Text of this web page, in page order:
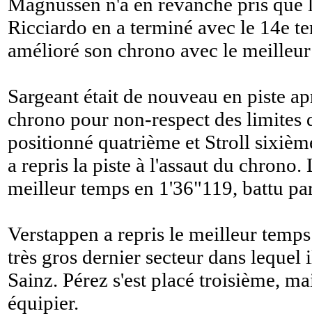
Ricciardo en a terminé avec le 14e
amélioré son chrono avec le
Sargeant était de nouveau en piste
chrono pour non-respect des limites
positionné quatrième et Stroll
a repris la piste à l'assaut du chrono.
meilleur temps en 1'36"119, battu
Verstappen a repris le meilleur
très gros dernier secteur dans
Sainz. Pérez s'est placé troisième,
équipier.